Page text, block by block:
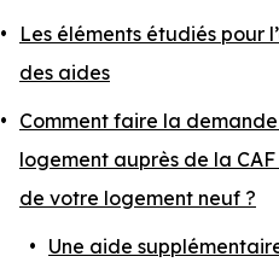
Les éléments étudiés pour
des aides
Comment faire la
logement auprès de la
de votre logement neuf ?
Une aide